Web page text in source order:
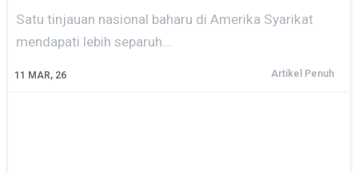
11 MAR, 26
Satu tinjauan nasional baharu di Amerika Syarikat
mendapati lebih separuh…
Artikel Penuh